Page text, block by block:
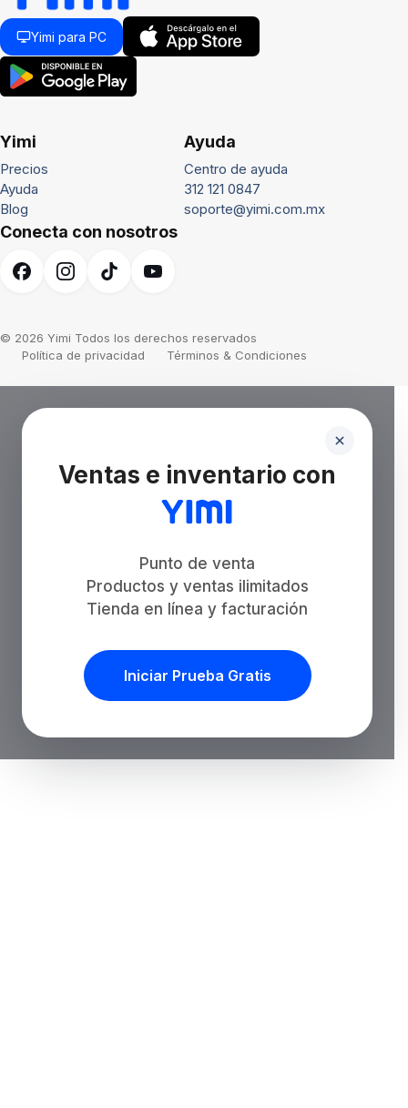
Yimi para PC
Yimi
Precios
Ayuda
Blog
Ayuda
Centro de ayuda
312 121 0847
soporte@yimi.com.mx
Conecta con nosotros
© 2026 Yimi Todos los derechos reservados
Política de privacidad
Términos & Condiciones
Ventas e inventario con
Punto de venta
Productos y ventas ilimitados
Tienda en línea y facturación
Iniciar Prueba Gratis